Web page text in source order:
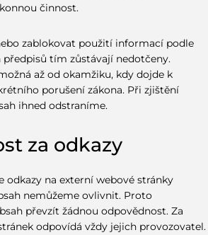
činnost.
zablokovat použití informací podle
předpisů tím zůstávají nedotčeny.
až od okamžiku, kdy dojde k
porušení zákona. Při zjištění
ihned odstraníme.
za odkazy
odkazy na externí webové stránky
nemůžeme ovlivnit. Proto
převzít žádnou odpovědnost. Za
odpovídá vždy jejich provozovatel.